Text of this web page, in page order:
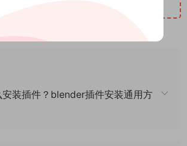
装插件？blender插件安装通用方